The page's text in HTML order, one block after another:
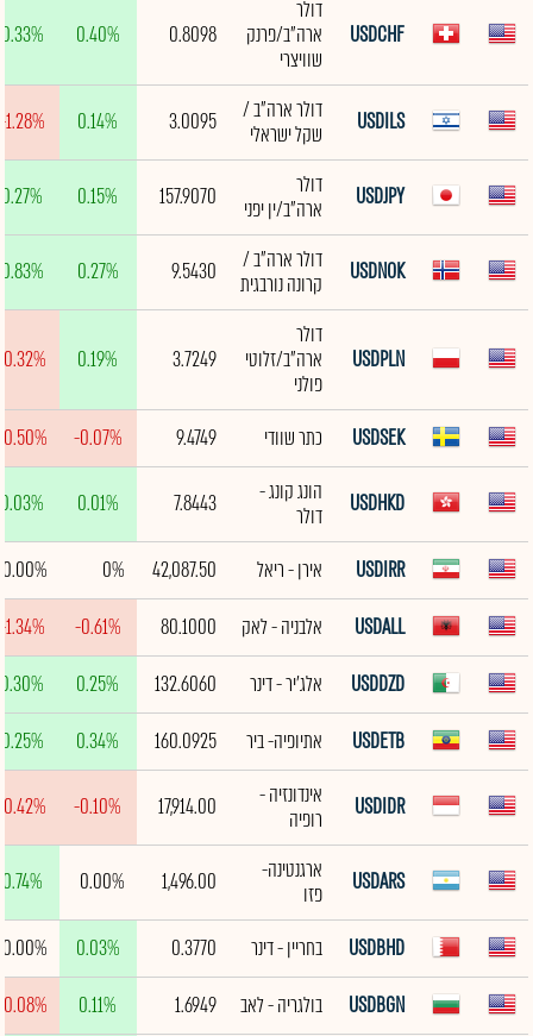
USDCHF
דולר
ארה"ב/פרנק
שוויצרי
0.8098
0.40%
0.33%
USDILS
דולר ארה"ב /
שקל ישראלי
3.0095
0.14%
-1.28%
USDJPY
דולר
ארה"ב/ין יפני
157.9070
0.15%
0.27%
USDNOK
דולר ארה"ב /
קרונה נורבגית
9.5430
0.27%
0.83%
USDPLN
דולר
ארה"ב/זלוטי
פולני
3.7249
0.19%
USDSEK כתר שוודי 9.4749
-0.07%
USDHKD
הונג קונג -
דולר
7.8443
0.01%
0.03%
USDIRR אירן - ריאל 42,087.50
0%
0.00%
USDALL
אלבניה - לאק 80.1000
-0.61%
-1.34%
USDDZD
אלג'יר - דינר 132.6060
0.25%
0.30%
USDETB
אתיופיה- ביר 160.0925
0.34%
0.25%
USDIDR
אינדונזיה -
רופיה
17,914.00
-0.10%
USDARS
ארגנטינה-
פזו
1,496.00
0.00%
0.74%
USDBHD בחריין - דינר 0.3770
0.03%
0.00%
USDBGN
בולגריה - לאב 1.6949
0.11%